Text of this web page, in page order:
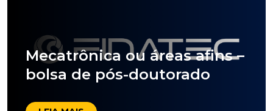
Mecatrônica ou áreas afins –
bolsa de pós-doutorado